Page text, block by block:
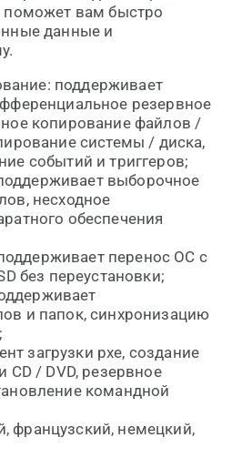
поможет вам быстро
данные и
поддерживает
резервное
копирование файлов /
системы / диска,
событий и триггеров;
выборочное
несходное
обеспечения
перенос ОС с
без переустановки;
и папок, синхронизацию
загрузки pxe, создание
CD / DVD, резервное
командной
французский, немецкий,